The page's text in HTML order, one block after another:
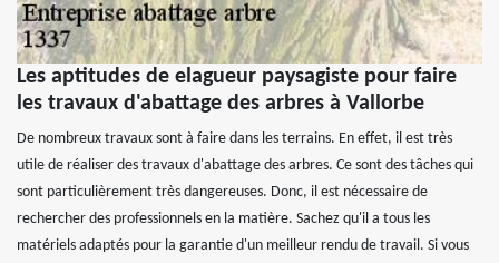
Les aptitudes de elagueur paysagiste pour faire
les travaux d'abattage des arbres à Vallorbe
De nombreux travaux sont à faire dans les terrains. En effet, il est très
utile de réaliser des travaux d'abattage des arbres. Ce sont des tâches qui
sont particulièrement très dangereuses. Donc, il est nécessaire de
rechercher des professionnels en la matière. Sachez qu'il a tous les
matériels adaptés pour la garantie d'un meilleur rendu de travail. Si vous